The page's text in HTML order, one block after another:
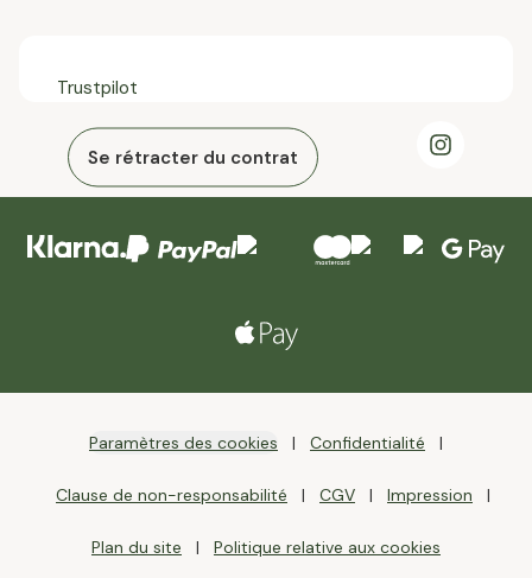
Trustpilot
Se rétracter du contrat
Paramètres des cookies Confidentialité
Clause de non-responsabilité CGV Impression
Plan du site Politique relative aux cookies